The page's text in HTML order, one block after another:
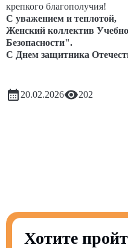
крепкого благополучия!
С уважением и теплотой,
Женский коллектив
Безопасности".
С Днем защитника
20.02.2026 202
Хотите